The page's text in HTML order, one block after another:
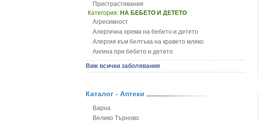
Пристрастявания
Категория: НА БЕБЕТО И ДЕТЕТО
Агресивност
Алергична хрема на бебето и детето
Алергия към белтъка на кравето мляко
Ангина при бебето и детето
Анемия при бебето и детето
Апетит - пълни деца
Безапетитие при бебето и детето
Бронхит и пневмония при деца
Виж всички заболявания
Каталог - Аптеки
Варна
Велико Търново